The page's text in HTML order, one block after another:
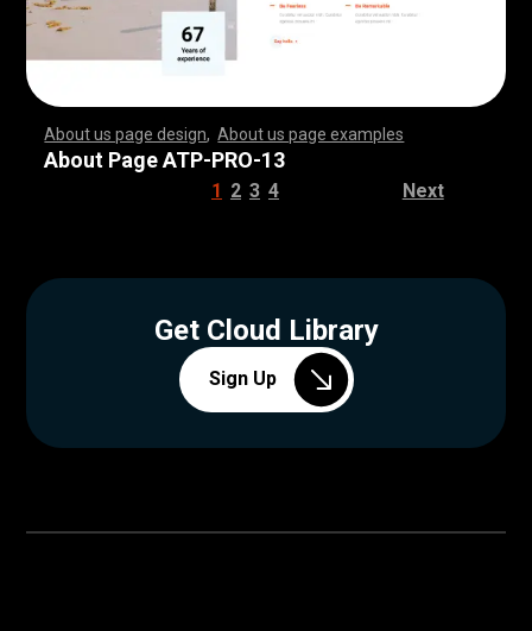
About us page design ,About us page examples
,,,,,,,,,,,,,,,,,,,,,,,, ,,,,,,,,,,,,,,,,,,,,,,,,,,,
,,,,,,,,,,,,,,,,,,,,,,,, ,,,,,,,,,,,,,,,,,,,,,,,,,,,
,,,,,,,,,,,,,,,,,,,,,,,, ,,,,,,,,,,,,,,,,,,,,,,,,,,,
,,,,,,,,,,,,,,,,,,,,,,,, ,,,,,,,,,,,,,,,,,,,,,,,,,,,
,,,,,,,,,,,,,,,,,,,,,,,, ,,,,,,,,,,,,,,,,,,,,,,,,,,,
,,,,,,,,,,,,,,,,,,,,,,,, ,,,,,,,,,,,,,,,,,,,,,,,,,,,
,,,,,,,,,,,,,,,,,,,,,,,, ,,,,,,,,,,,,,,,,,,,,,,,,,,,
,,,,,,,,,,,,,,,,,,,,,,,, ,,,,,,,,,,,,
About Page ATP-PRO-13
1 2 3 4 Next
Get Cloud Library
Sign Up